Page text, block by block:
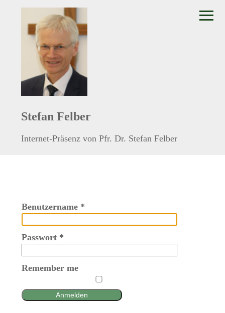
Stefan Felber
Internet-Präsenz von Pfr. Dr. Stefan Felber
Benutzername*
Passwort*
Remember me
Anmelden
≡